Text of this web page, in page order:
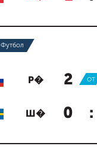
Футбол
Р� 2 :
ОТ
Ш� 0 :